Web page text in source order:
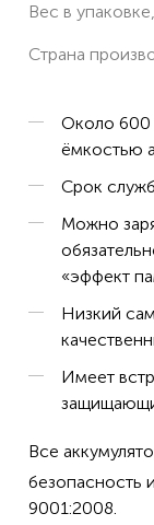
Вес в
Страна
Около 600
ёмкостью
Срок
Можно
«эффект
Низкий
Имеет
Все
безопасность
9001:2008.